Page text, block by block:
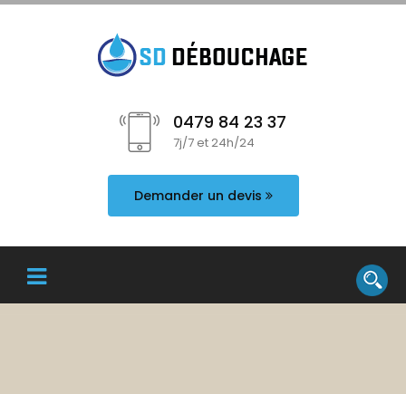
0479 84 23 37
7j/7 et 24h/24
Demander un devis